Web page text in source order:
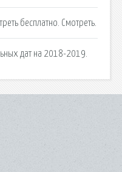
бесплатно. Смотреть.
дат на 2018-2019.